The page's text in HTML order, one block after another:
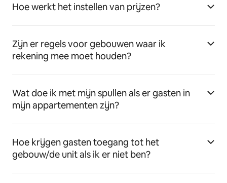
Hoe werkt het instellen van prijzen?
Zijn er regels voor gebouwen waar ik
rekening mee moet houden?
Wat doe ik met mijn spullen als er gasten in
mijn appartementen zijn?
Hoe krijgen gasten toegang tot het
gebouw/de unit als ik er niet ben?